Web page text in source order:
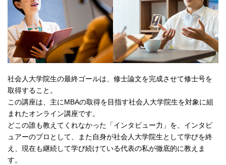
社会人大学院生の最終ゴールは、修士論文を完成させて修士号を
取得すること。
この講座は、主にMBAの取得を目指す社会人大学院生を対象に組
まれたオンライン講座です。
どこの誰も教えてくれなかった「インタビュー力」を、インタビ
ュアーのプロとして、また自身が社会人大学院生として学びを終
え、現在も継続して学び続けている代表の私が徹底的に教えま
す。